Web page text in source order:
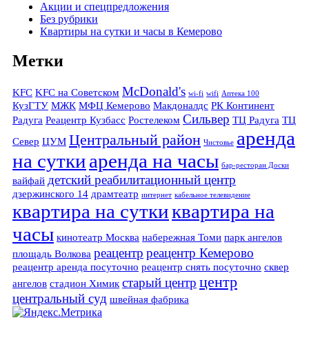
Акции и спецпредложения
Без рубрики
Квартиры на сутки и часы в Кемерово
Метки
KFC KFC на Советском McDonald's wi-fi wifi Аптека 100
КузГТУ МЖК МФЦ Кемерово Макдоналдс РК Континент
Радуга Реацентр Кузбасс Ростелеком Сильвер ТЦ Радуга ТЦ
Север ЦУМ Центральный район Чистовье аренда
на суткиаренда на часы бар-ресторан Доски
вайфай детский реабилитационный центр
дзержинского 14 драмтеатр интернет кабельное телевидение
квартира на суткиквартира на
часы кинотеатр Москва набережная Томи парк ангелов
площадь Волкова реацентр реацентр Кемерово
реацентр аренда посуточно реацентр снять посуточно сквер
ангелов стадион Химик старый центр центр
центральный суд швейная фабрика